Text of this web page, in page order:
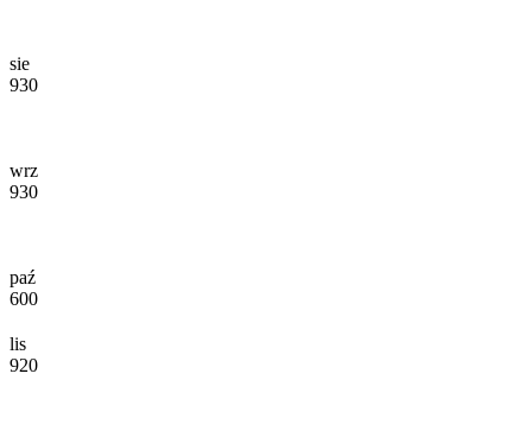
sie
930
wrz
930
paź
600
lis
920